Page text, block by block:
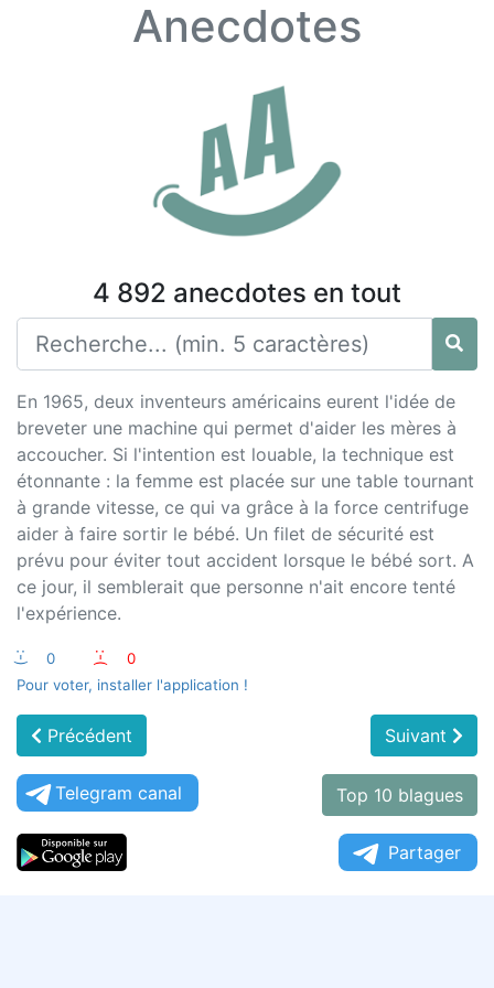
Anecdotes
4 892 anecdotes en tout
En 1965, deux inventeurs américains eurent l'idée de
breveter une machine qui permet d'aider les mères à
accoucher. Si l'intention est louable, la technique est
étonnante : la femme est placée sur une table tournant
à grande vitesse, ce qui va grâce à la force centrifuge
aider à faire sortir le bébé. Un filet de sécurité est
prévu pour éviter tout accident lorsque le bébé sort. A
ce jour, il semblerait que personne n'ait encore tenté
l'expérience.
:-) 0 :-(
0
Pour voter, installer l'application !
Précédent Suivant
Telegram canal Top 10 blagues
Partager